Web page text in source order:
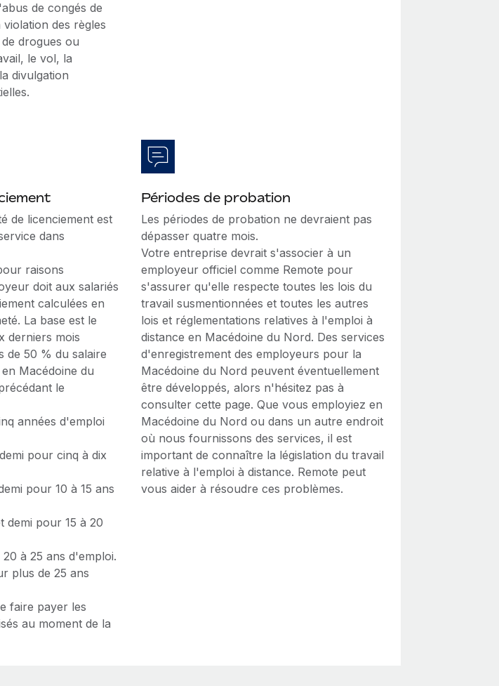
de congés de
des règles
drogues ou
le vol, la
divulgation
de licenciement est
dans
raisons
doit aux salariés
calculées en
La base est le
derniers mois
de 50 % du salaire
Macédoine du
le
années d'emploi
pour cinq à dix
pour 10 à 15 ans
demi pour 15 à 20
à 25 ans d'emploi.
plus de 25 ans
faire payer les
au moment de la
Périodes de probation
Les périodes de probation ne devraient pas
dépasser quatre mois.
Votre entreprise devrait s'associer à un
employeur officiel comme Remote pour
s'assurer qu'elle respecte toutes les lois du
travail susmentionnées et toutes les autres
lois et réglementations relatives à l'emploi à
distance en Macédoine du Nord. Des services
d'enregistrement des employeurs pour la
Macédoine du Nord peuvent éventuellement
être développés, alors n'hésitez pas à
consulter cette page. Que vous employiez en
Macédoine du Nord ou dans un autre endroit
où nous fournissons des services, il est
important de connaître la législation du travail
relative à l'emploi à distance. Remote peut
vous aider à résoudre ces problèmes.